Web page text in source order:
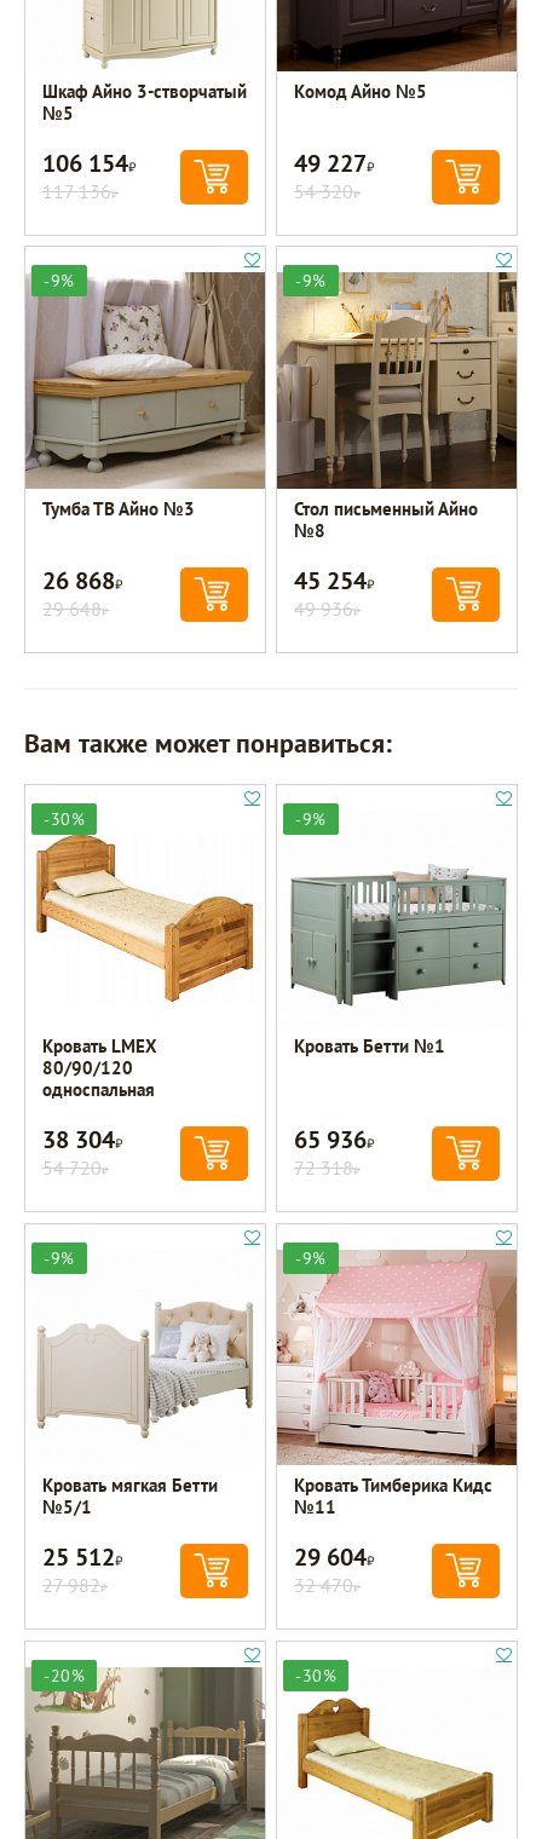
Шкаф Айно 3-створчатый
№5
106 154Р
117 136Р
Комод Айно №5
49 227Р
54 320Р
-9%
Тумба ТВ Айно №3
26 868Р
29 648Р
-9%
Стол письменный Айно
№8
45 254Р
49 936Р
Вам также может понравиться:
-30%
Кровать LMEX
80/90/120
односпальная
38 304Р
54 720Р
-9%
Кровать Бетти №1
65 936Р
72 318Р
-9%
Кровать мягкая Бетти
№5/1
25 512Р
27 982Р
-9%
Кровать Тимберика Кидс
№11
29 604Р
32 470Р
-20% -30%